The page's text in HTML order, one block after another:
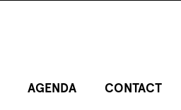
AGENDA CONTACT